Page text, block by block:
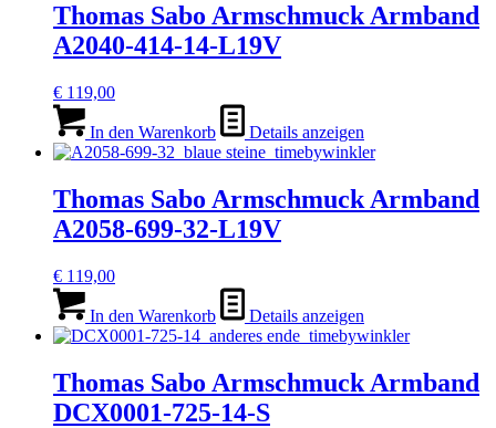
Thomas Sabo Armschmuck Armband
A2040-414-14-L19V
€ 119,00
In den Warenkorb Details anzeigen
Thomas Sabo Armschmuck Armband
A2058-699-32-L19V
€ 119,00
In den Warenkorb Details anzeigen
Thomas Sabo Armschmuck Armband
DCX0001-725-14-S